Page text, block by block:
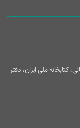
کتابخانه ملی ایران، دفتر